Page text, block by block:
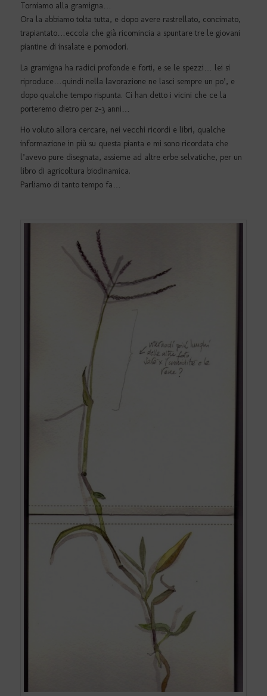
Torniamo alla gramigna…
Ora la abbiamo tolta tutta, e dopo avere rastrellato, concimato,
trapiantato…eccola che già ricomincia a spuntare tre le giovani
piantine di insalate e pomodori.
La gramigna ha radici profonde e forti, e se le spezzi… lei si
riproduce…quindi nella lavorazione ne lasci sempre un po’, e
dopo qualche tempo rispunta. Ci han detto i vicini che ce la
porteremo dietro per 2-3 anni…
Ho voluto allora cercare, nei vecchi ricordi e libri, qualche
informazione in più su questa pianta e mi sono ricordata che
l’avevo pure disegnata, assieme ad altre erbe selvatiche, per un
libro di agricoltura biodinamica.
Parliamo di tanto tempo fa…